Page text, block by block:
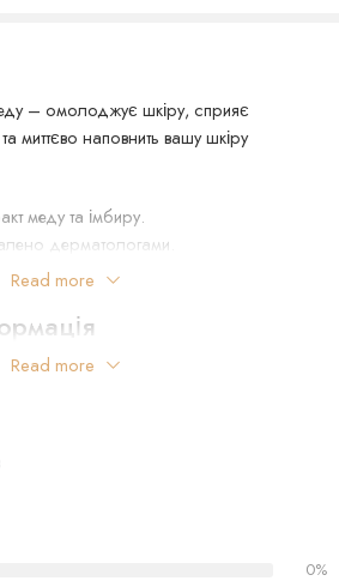
– омолоджує шкіру, сприяє
миттєво наповнить вашу шкіру
меду та імбиру.
дерматологами.
із одного флакона.
ефект, тому що до його складу
на шкіру та відчуйте ніжний дотик
Read more
Read more
0%